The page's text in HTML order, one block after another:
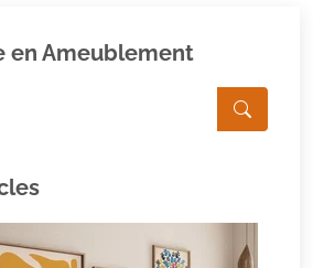
en Ameublement